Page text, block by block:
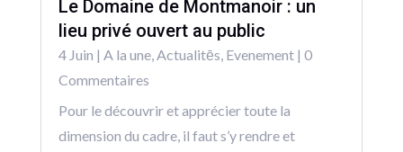
Le Domaine de Montmanoir : un
lieu privé ouvert au public
4 Juin | A la une,Actualitēs, Evenement| 0
Commentaires
Pour le découvrir et apprécier toute la
dimension du cadre, il faut s’y rendre et